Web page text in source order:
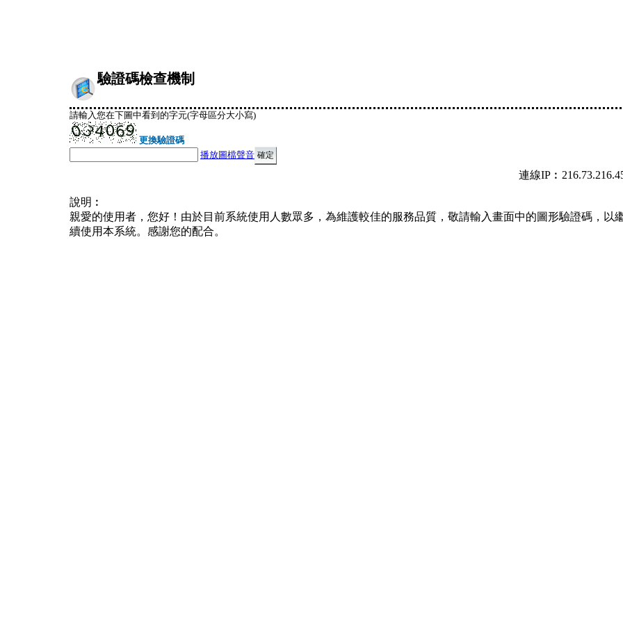
驗證碼檢查機制
請輸入您在下圖中看到的字元(字母區分大小寫)
更換驗證碼
播放圖檔聲音
連線
說明︰
親愛的使用者，您好！由於目前系統使用人數眾多，為維護較佳的服務品質，敬請輸入畫面中的圖形驗證碼，以
續使用本系統。感謝您的配合。